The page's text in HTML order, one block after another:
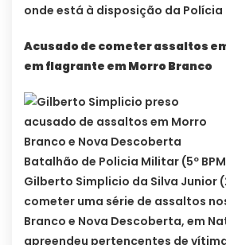
onde está à disposição da
Acusado de cometer assaltos
em flagrante em Morro Branco
Batalhão de Policia Militar (5º
Gilberto Simplicio da Silva Junior
cometer uma série de assaltos
Branco e Nova Descoberta, em
apreendeu pertencentes de